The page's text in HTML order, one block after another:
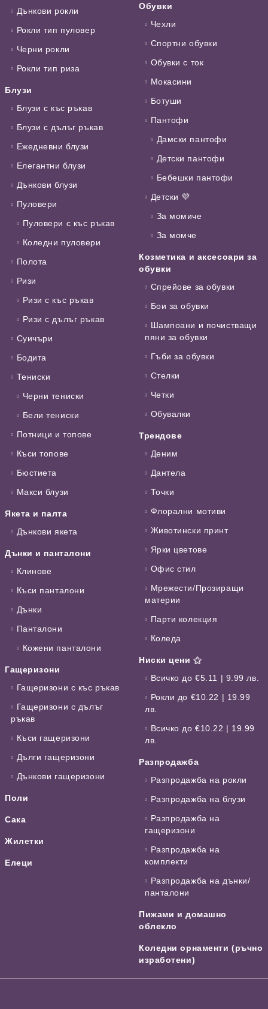
Дънкови рокли
Рокли тип пуловер
Черни рокли
Рокли тип риза
Блузи
Блузи с къс ръкав
Блузи с дълъг ръкав
Ежедневни блузи
Елегантни блузи
Дънкови блузи
Пуловери
Пуловери с къс ръкав
Коледни пуловери
Полота
Ризи
Ризи с къс ръкав
Ризи с дълъг ръкав
Суичъри
Бодита
Тениски
Черни тениски
Бели тениски
Потници и топове
Къси топове
Бюстиета
Макси блузи
Якета и палта
Дънкови якета
Дънки и панталони
Клинове
Къси панталони
Дънки
Панталони
Кожени панталони
Гащеризони
Гащеризони с къс ръкав
Гащеризони с дълъг
ръкав
Къси гащеризони
Дълги гащеризони
Дънкови гащеризони
Поли
Сака
Жилетки
Елеци
Обувки
Чехли
Спортни обувки
Обувки с ток
Мокасини
Ботуши
Пантофи
Дамски пантофи
Детски пантофи
Бебешки пантофи
Детски 💜
За момиче
За момче
Козметика и аксесоари за
обувки
Спрейове за обувки
Бои за обувки
Шампоани и почистващи
пяни за обувки
Гъби за обувки
Стелки
Четки
Обувалки
Трендове
Деним
Дантела
Точки
Флорални мотиви
Животински принт
Ярки цветове
Офис стил
Мрежести/Прозиращи
материи
Парти колекция
Коледа
Ниски цени ⚝
Всичко до €5.11 | 9.99 лв.
Рокли до €10.22 | 19.99
лв.
Всичко до €10.22 | 19.99
лв.
Разпродажба
Разпродажба на рокли
Разпродажба на блузи
Разпродажба на
гащеризони
Разпродажба на
комплекти
Разпродажба на дънки/
панталони
Пижами и домашно
облекло
Коледни орнаменти (ръчно
изработени)